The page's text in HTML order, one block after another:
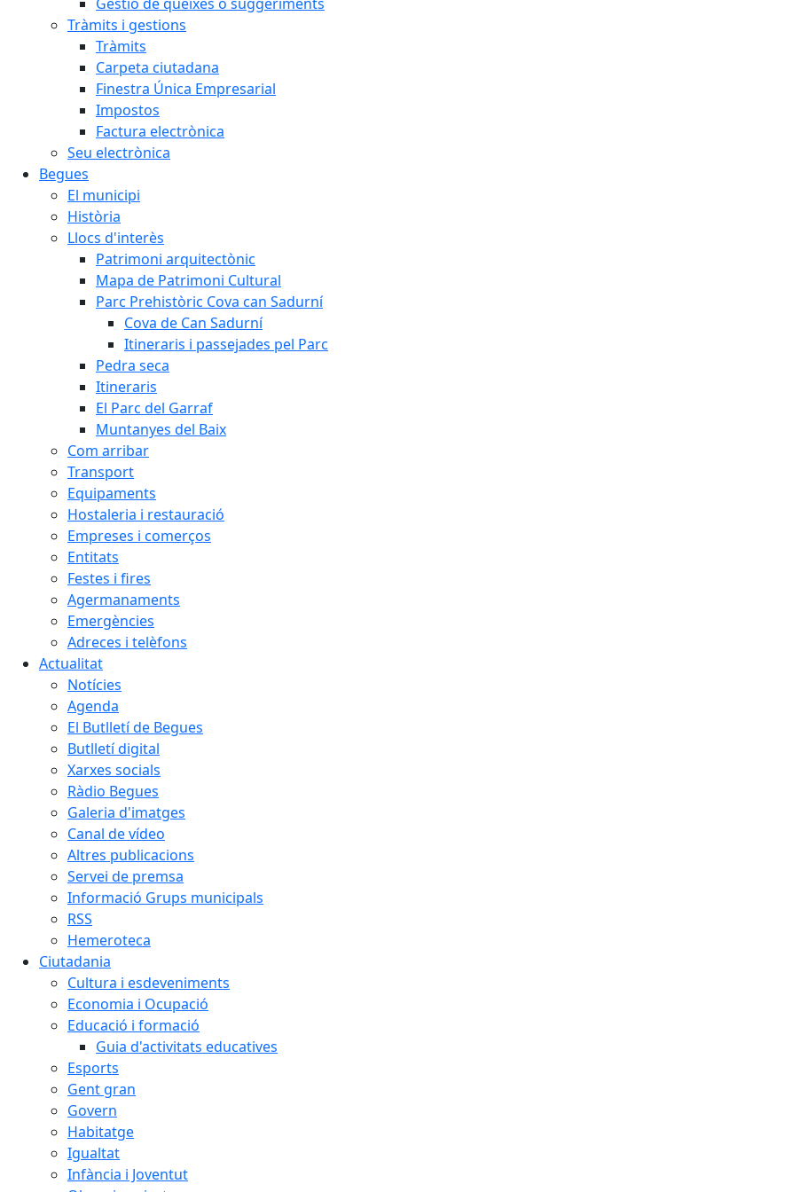
Tràmits i gestions
Tràmits
Carpeta ciutadana
Finestra Única Empresarial
Impostos
Factura electrònica
Seu electrònica
Begues
El municipi
Història
Llocs d'interès
Patrimoni arquitectònic
Mapa de Patrimoni Cultural
Parc Prehistòric Cova can Sadurní
Cova de Can Sadurní
Itineraris i passejades pel Parc
Pedra seca
Itineraris
El Parc del Garraf
Muntanyes del Baix
Com arribar
Transport
Equipaments
Hostaleria i restauració
Empreses i comerços
Entitats
Festes i fires
Agermanaments
Emergències
Adreces i telèfons
Actualitat
Notícies
Agenda
El Butlletí de Begues
Butlletí digital
Xarxes socials
Ràdio Begues
Galeria d'imatges
Canal de vídeo
Altres publicacions
Servei de premsa
Informació Grups municipals
RSS
Hemeroteca
Ciutadania
Cultura i esdeveniments
Economia i Ocupació
Educació i formació
Guia d'activitats educatives
Esports
Gent gran
Govern
Habitatge
Igualtat
Infància i Joventut